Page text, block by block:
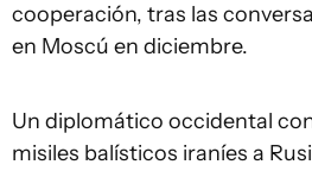
cooperación, tras las
en Moscú en diciembre.
Un diplomático occidental
misiles balísticos iraníes a